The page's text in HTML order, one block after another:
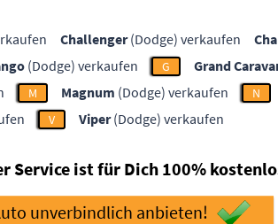
Challenger(Dodge) verkaufen
(Dodge) verkaufen G Grand
M Magnum (Dodge) verkaufen N
V Viper(Dodge) verkaufen
Service ist für Dich 100%
unverbindlich anbieten!